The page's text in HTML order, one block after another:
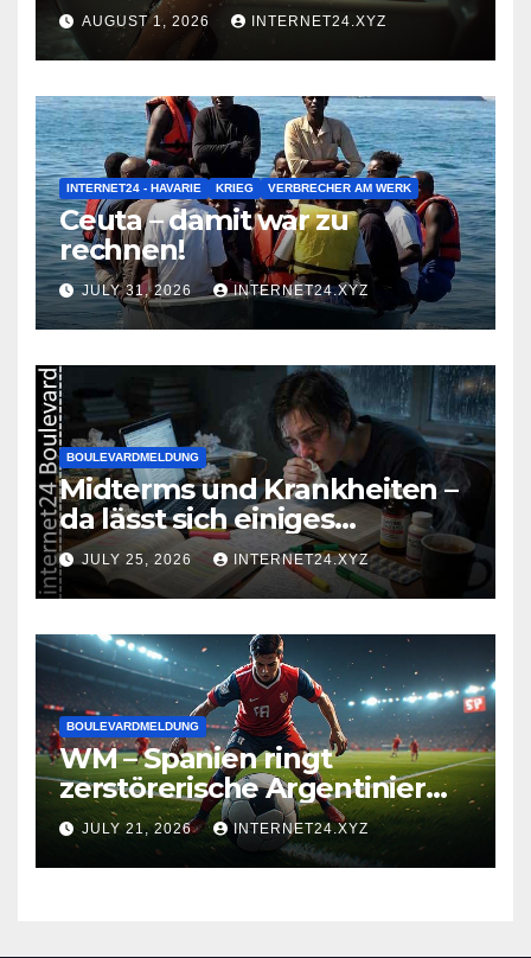
AUGUST 1, 2026 INTERNET24.XYZ
INTERNET24 - HAVARIE KRIEG VERBRECHER AM WERK
Ceuta – damit war zu
rechnen!
JULY 31, 2026 INTERNET24.XYZ
BOULEVARDMELDUNG
Midterms und Krankheiten –
da lässt sich einiges
zusammenbrauen!
JULY 25, 2026 INTERNET24.XYZ
BOULEVARDMELDUNG
WM – Spanien ringt
zerstörerische Argentinier
nieder
JULY 21, 2026 INTERNET24.XYZ